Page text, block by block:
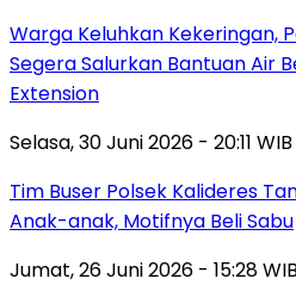
Warga Keluhkan Kekeringan,
Segera Salurkan Bantuan Air
Extension
Selasa, 30 Juni 2026 - 20:11 WIB
Tim Buser Polsek Kalideres
Anak-anak, Motifnya Beli Sabu
Jumat, 26 Juni 2026 - 15:28 WIB